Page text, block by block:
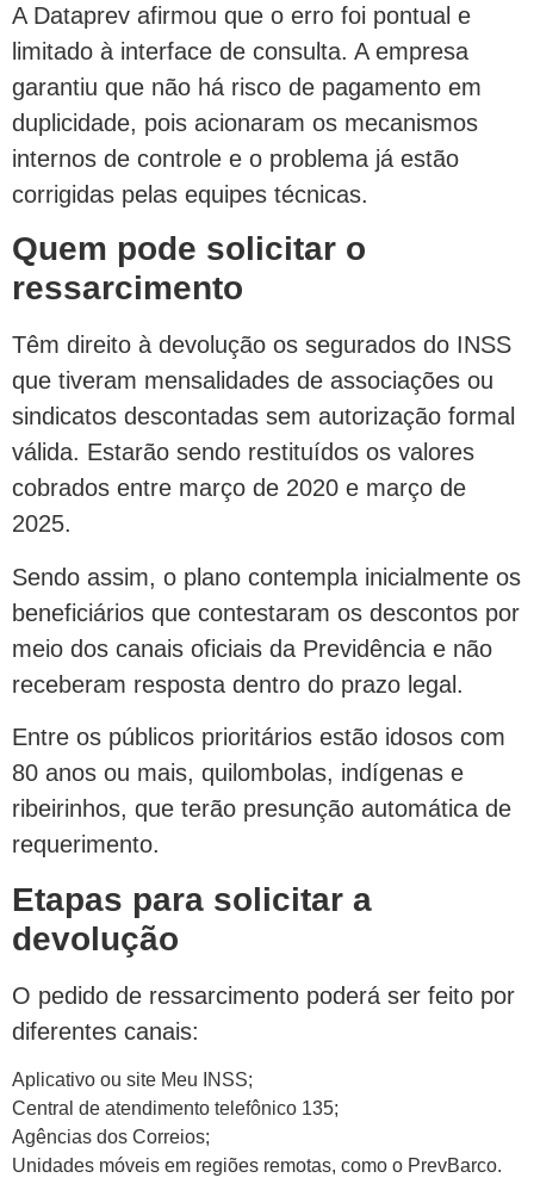
A Dataprev afirmou que o erro foi pontual e
limitado à interface de consulta. A empresa
garantiu que não há risco de pagamento em
duplicidade, pois acionaram os mecanismos
internos de controle e o problema já estão
corrigidas pelas equipes técnicas.
Quem pode solicitar o
ressarcimento
Têm direito à devolução os segurados do INSS
que tiveram mensalidades de associações ou
sindicatos descontadas sem autorização formal
válida. Estarão sendo restituídos os valores
cobrados entre março de 2020 e março de
2025.
Sendo assim, o plano contempla inicialmente os
beneficiários que contestaram os descontos por
meio dos canais oficiais da Previdência e não
receberam resposta dentro do prazo legal.
Entre os públicos prioritários estão idosos com
80 anos ou mais, quilombolas, indígenas e
ribeirinhos, que terão presunção automática de
requerimento.
Etapas para solicitar a
devolução
O pedido de ressarcimento poderá ser feito por
diferentes canais:
Aplicativo ou site Meu INSS;
Central de atendimento telefônico 135;
Agências dos Correios;
Unidades móveis em regiões remotas, como o PrevBarco.